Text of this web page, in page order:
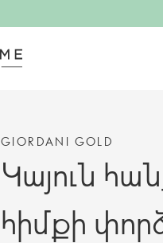
GIORDANI GOLD
Կայուն
հիմքի